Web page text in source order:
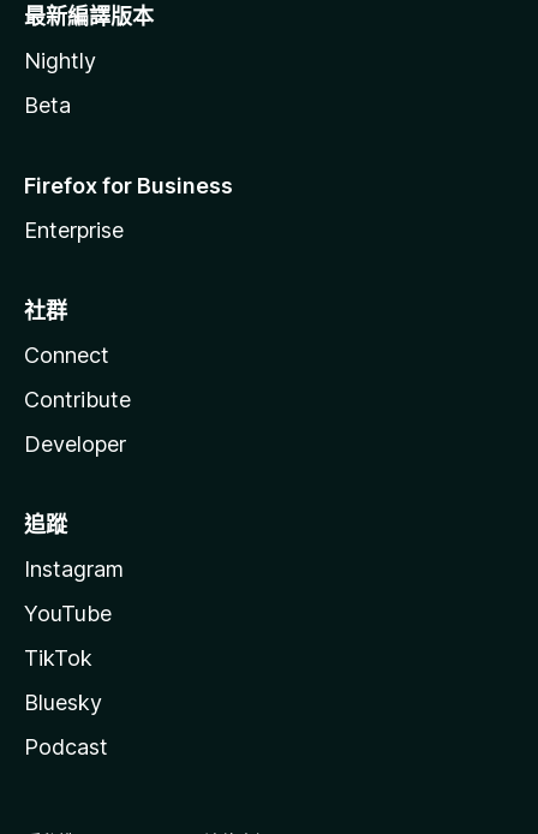
最新編譯版本
Nightly
Beta
Firefox for Business
Enterprise
社群
Connect
Contribute
Developer
追蹤
Instagram
YouTube
TikTok
Bluesky
Podcast